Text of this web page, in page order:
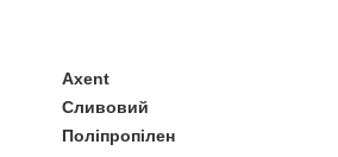
Axent
Сливовий
Поліпропілен